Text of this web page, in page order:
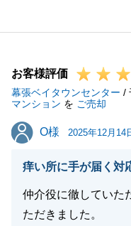
また何かございまし
せ。
す。
お客様評価
幕張ベイタウンセンター /
マンション を ご売却
O様
O様 2025年12月14
痒い所に手が届く対
仲介役に徹していた
ただきました。